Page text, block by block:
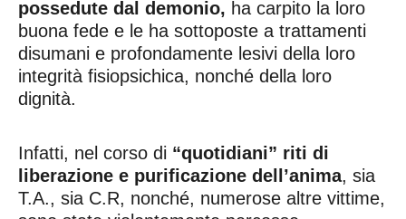
possedute dal demonio, ha carpito la loro
buona fede e le ha sottoposte a trattamenti
disumani e profondamente lesivi della loro
integrità fisiopsichica, nonché della loro
dignità.
Infatti, nel corso di “quotidiani” riti di
liberazione e purificazione dell’anima, sia
T.A., sia C.R, nonché, numerose altre vittime,